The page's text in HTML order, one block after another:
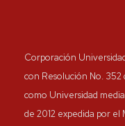
Corporación
con Resolución No. 352
como Universidad
de 2012 expedida por